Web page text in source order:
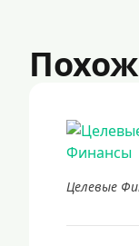
Целевые